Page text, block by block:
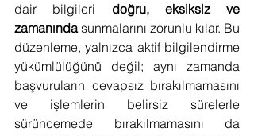
dair bilgileri doğru, eksiksiz ve
zamanında sunmalarını zorunlu kılar. Bu
düzenleme, yalnızca aktif bilgilendirme
yükümlülüğünü değil; aynı zamanda
başvuruların cevapsız bırakılmamasını
ve işlemlerin belirsiz sürelerle
sürüncemede bırakılmamasını da